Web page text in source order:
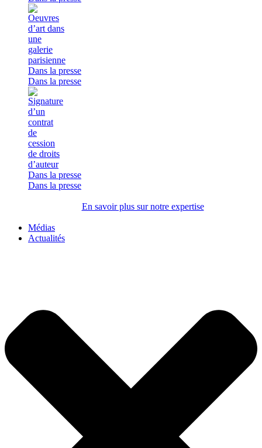
Dans la presse
Dans la presse
Dans la presse
Dans la presse
En savoir plus sur notre expertise
Médias
Actualités